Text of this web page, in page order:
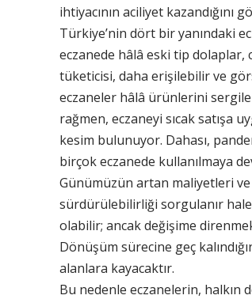
ihtiyacının aciliyet kazandığını
Türkiye’nin dört bir yanındaki
eczanede hâlâ eski tip dolaplar,
tüketicisi, daha erişilebilir ve
eczaneler hâlâ ürünlerini
rağmen, eczaneyi sıcak satışa
kesim bulunuyor. Dahası,
birçok eczanede kullanılmaya
Günümüzün artan maliyetleri ve
sürdürülebilirliği sorgulanır
olabilir; ancak değişime
Dönüşüm sürecine geç
alanlara kayacaktır.
Bu nedenle eczanelerin, halkın